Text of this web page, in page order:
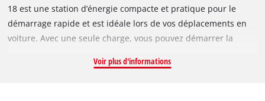
18 est une station d’énergie compacte et pratique pour le
démarrage rapide et est idéale lors de vos déplacements en
voiture. Avec une seule charge, vous pouvez démarrer la
aussi rapidement charger des téléphones portables, des
Voir plus d'informations